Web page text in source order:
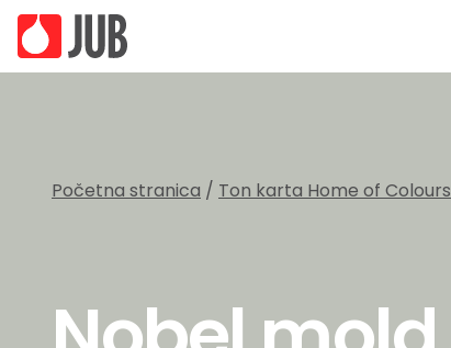
Početna stranica / Ton karta Home of Colours